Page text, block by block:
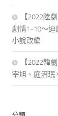
【2022陸
劇情1-10～迪
小說改編
【2022韓
宰旭、庭沼珉